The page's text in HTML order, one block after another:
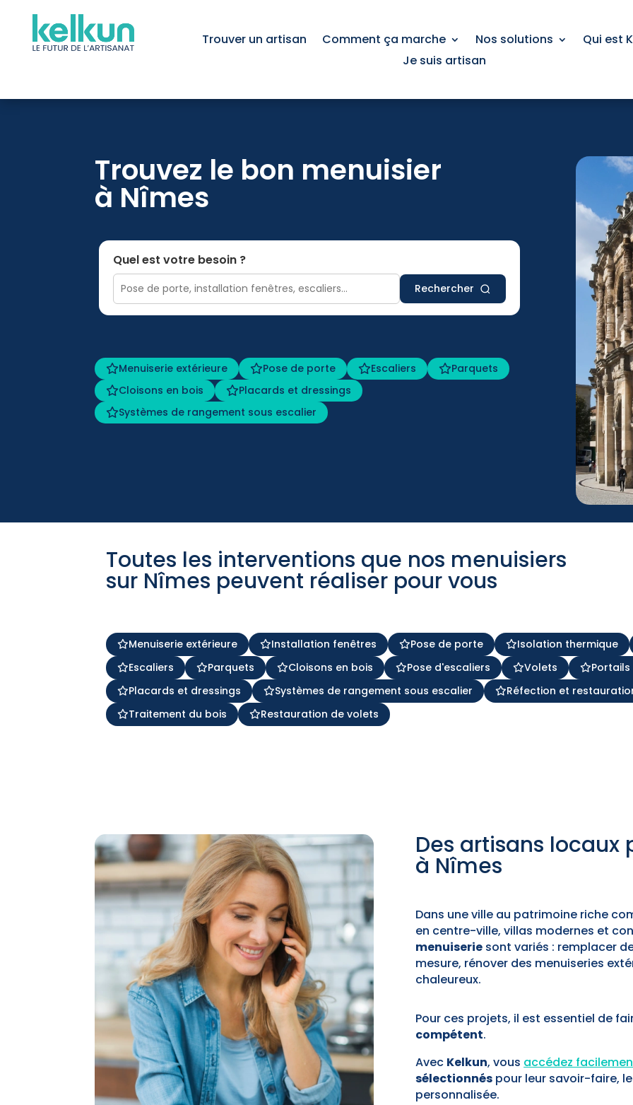
Trouver un artisan Comment ça marche Nos solutions
Qui est
Je suis artisan
Trouvez le bon menuisier
à Nîmes
Quel est votre besoin ?
Rechercher
Menuiserie extérieure Pose de porte Escaliers
Parquets
Cloisons en bois
Placards et dressings
Systèmes de rangement sous escalier
Toutes les interventions que nos menuisiers
sur Nîmes peuvent réaliser pour vous
Menuiserie extérieure Installation fenêtres Pose de porte
Isolation thermique
Escaliers
Parquets Cloisons en bois Pose d'escaliers Volets
Placards et dressings
Systèmes de rangement sous escalier
Réfection et
Traitement du bois
Restauration de volets
Des artisans locaux
à Nîmes
Dans une ville au patrimoine riche
en centre-ville, villas modernes et
menuiserie sont variés : remplacer
mesure, rénover des menuiseries
chaleureux.
Pour ces projets, il est essentiel de
compétent.
Avec Kelkun, vous accédez
sélectionnés pour leur savoir-faire,
personnalisée.